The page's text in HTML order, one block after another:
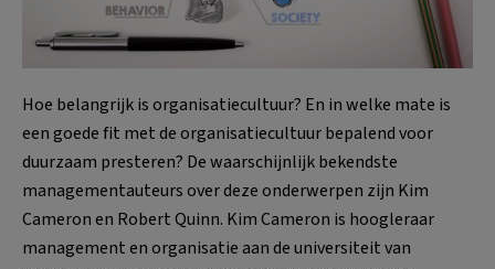
Hoe belangrijk is organisatiecultuur? En in welke mate is
een goede fit met de organisatiecultuur bepalend voor
duurzaam presteren? De waarschijnlijk bekendste
managementauteurs over deze onderwerpen zijn Kim
Cameron en Robert Quinn. Kim Cameron is hoogleraar
management en organisatie aan de universiteit van